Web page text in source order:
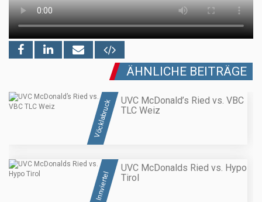
ÄHNLICHE BEITRÄGE
Vöcklabruck
UVC McDonald’s Ried vs. VBC
TLC Weiz
Innviertel
UVC McDonalds Ried vs. Hypo
Tirol